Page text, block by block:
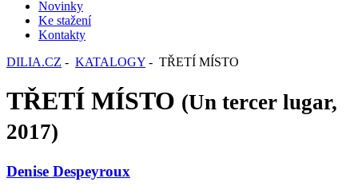
Novinky
Ke stažení
Kontakty
DILIA.CZ - KATALOGY - TŘETÍ MÍSTO
TŘETÍ MÍSTO (Un tercer lugar,
2017)
Denise Despeyroux